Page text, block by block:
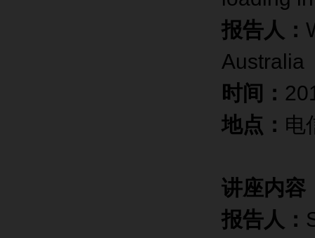
报告人：
Australia
时间：
地点： 电
讲座内容
报告人：